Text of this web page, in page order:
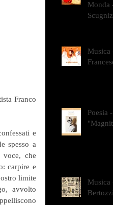
Franco
e
spesso a
che
carpire e
limite
avvolto
Monda
Musica
Poesia
Musica
Bertozzi